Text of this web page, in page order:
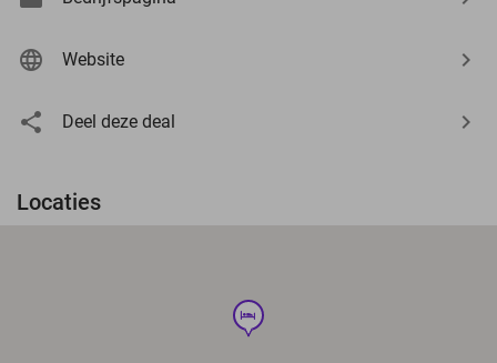
Website
Deel deze deal
Locaties
hotel